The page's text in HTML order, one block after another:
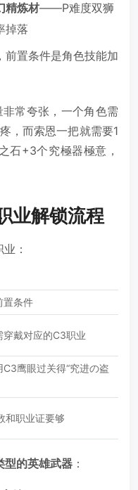
精炼材——P难度双狮
掉落
，前置条件是角色技能加
非常夸张，一个角色需
，而索恩一把就需要1
石+3个究極器極意，
业解锁流程
：
置条件
穿戴对应的C3职业
C3鹰眼过关得“究进の盗
和职业证要够
型的英雄武器 ：